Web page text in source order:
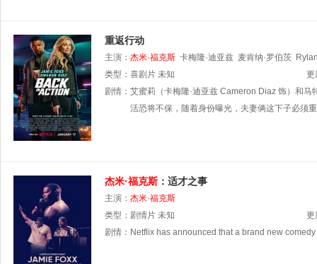
重返行动
主演： 杰米·福克斯 卡梅隆·迪亚兹 麦肯纳·罗伯茨
贝斯塔
巴希尔·萨拉赫丁
裘
Ivashkin
类型： 喜剧片 未知
更
剧情： 艾蜜莉（卡梅隆·迪亚兹 Cameron Diaz 饰）和
活恐将不保，随着身份曝光，夫妻俩这下子必须
杰米·福克斯 ：适才之事
主演： 杰米·福克斯
类型： 剧情片 未知
更
剧情： Netflix has announced that a brand new